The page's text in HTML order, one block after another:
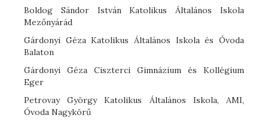
Boldog Sándor István Katolikus Általános Iskola
Mezőnyárád
Gárdonyi Géza Katolikus Általános Iskola és Óvoda
Balaton
Gárdonyi Géza Ciszterci Gimnázium és Kollégium
Eger
Petrovay György Katolikus Általános Iskola, AMI,
Óvoda Nagykörű